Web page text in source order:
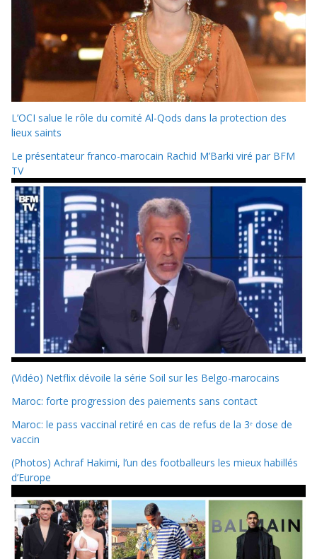
L’OCI salue le rôle du comité Al-Qods dans la protection des
lieux saints
Le présentateur franco-marocain Rachid M’Barki viré par BFM
TV
(Vidéo) Netflix dévoile la série Soil sur les Belgo-marocains
Maroc: forte progression des paiements sans contact
Maroc: le pass vaccinal retiré en cas de refus de la 3ᵉ dose de
vaccin
(Photos) Achraf Hakimi, l’un des footballeurs les mieux habillés
d’Europe